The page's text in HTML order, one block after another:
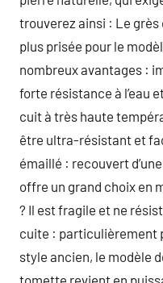
trouverez ainsi : Le
plus prisée pour le
nombreux avantages :
forte résistance à l’eau
cuit à très haute
être ultra-résistant et
émaillé : recouvert
offre un grand choix en
? Il est fragile et ne
cuite : particulièrement
style ancien, le modèle
tomette revient en